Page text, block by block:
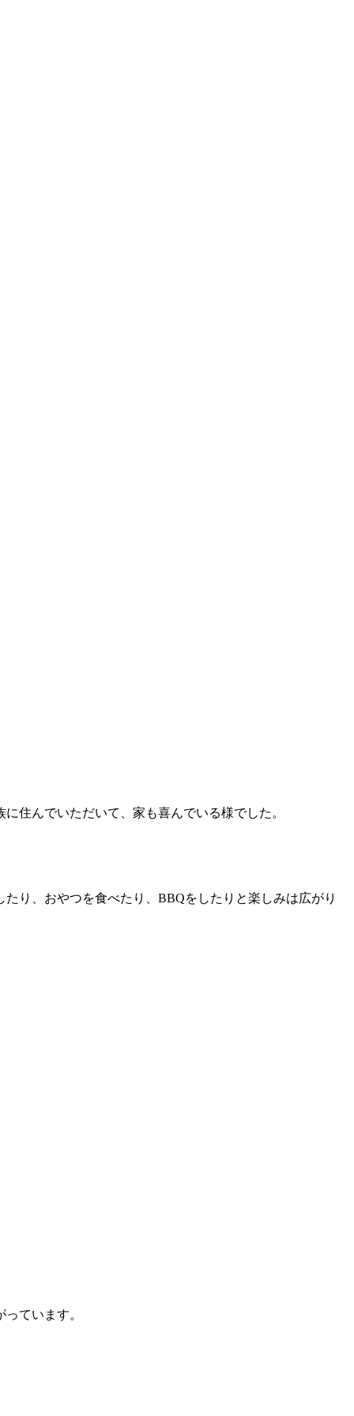
住んでいただいて、家も喜んでいる様でした。
り、おやつを食べたり、BBQをしたりと楽しみは広がり
ています。